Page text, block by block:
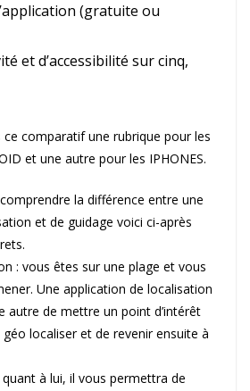
(gratuite ou
et d’accessibilité sur cinq,
comparatif une rubrique pour les
et une autre pour les IPHONES.
la différence entre une
et de guidage voici ci-après
: vous êtes sur une plage et vous
Une application de localisation
autre de mettre un point d’intérêt
localiser et de revenir ensuite à
à lui, il vous permettra de